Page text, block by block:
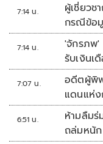
7:14 น.
ผู้เชี่ยว
กรณีข้อมู
ระบบตา
7:14 น.
'จักรภพ'
รับเงินเ
7:07 น.
อดีตผู้พิพ
แดนแห่ง
6:51 น.
ห้ามลืมร่
ถล่มหนั